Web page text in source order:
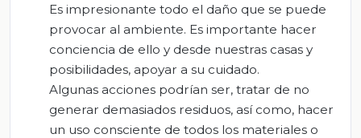
Es impresionante todo el daño que se puede
provocar al ambiente. Es importante hacer
conciencia de ello y desde nuestras casas y
posibilidades, apoyar a su cuidado.
Algunas acciones podrían ser, tratar de no
generar demasiados residuos, así como, hacer
un uso consciente de todos los materiales o